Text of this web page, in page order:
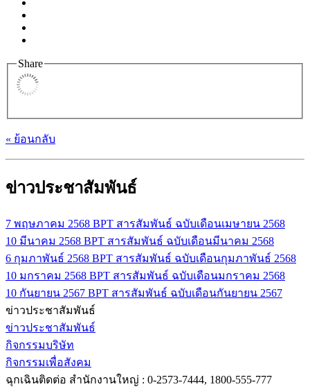
Share
« ย้อนกลับ
ข่าวประชาสัมพันธ์
7 พฤษภาคม 2568 BPT สารสัมพันธ์ ฉบับเดือนเมษายน 2568
10 มีนาคม 2568 BPT สารสัมพันธ์ ฉบับเดือนมีนาคม 2568
6 กุมภาพันธ์ 2568 BPT สารสัมพันธ์ ฉบับเดือนกุมภาพันธ์ 2568
10 มกราคม 2568 BPT สารสัมพันธ์ ฉบับเดือนมกราคม 2568
10 กันยายน 2567 BPT สารสัมพันธ์ ฉบับเดือนกันยายน 2567
ข่าวประชาสัมพันธ์
ข่าวประชาสัมพันธ์
กิจกรรมบริษัท
กิจกรรมเพื่อสังคม
ฉุกเฉินติดต่อ สำนักงานใหญ่ : 0-2573-7444, 1800-555-777